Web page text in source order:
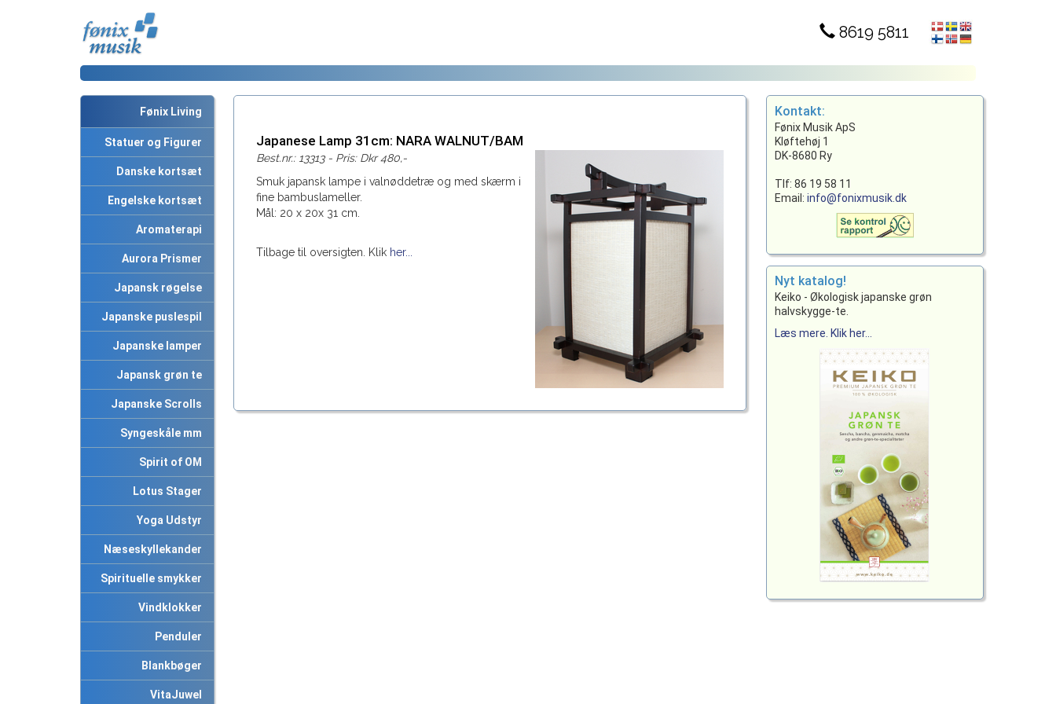
8619 5811
Fønix Living
Statuer og Figurer
Danske kortsæt
Engelske kortsæt
Aromaterapi
Aurora Prismer
Japansk røgelse
Japanske puslespil
Japanske lamper
Japansk grøn te
Japanske Scrolls
Syngeskåle mm
Spirit of OM
Lotus Stager
Yoga Udstyr
Næseskyllekander
Spirituelle smykker
Vindklokker
Penduler
Blankbøger
VitaJuwel
Japanese Lamp 31cm: NARA WALNUT/BAM
Best.nr.: 13313 - Pris: Dkr 480,-
Smuk japansk lampe i valnøddetræ og med skærm i
fine bambuslameller.
Mål: 20 x 20x 31 cm.
Tilbage til oversigten. Klik her...
Kontakt:
Fønix Musik ApS
Kløftehøj 1
DK-8680 Ry
Tlf: 86 19 58 11
Email:info@fonixmusik.dk
Nyt katalog!
Keiko - Økologisk japanske grøn
halvskygge-te.
Læs mere. Klik her...